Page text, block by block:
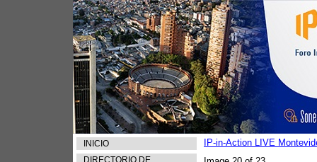
INICIO
DIRECTORIO DE
IP-in-Action LIVE